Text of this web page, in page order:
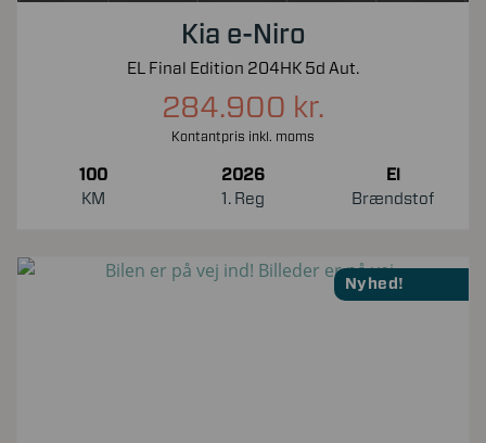
Kia e-Niro
EL Final Edition 204HK 5d Aut.
284.900 kr.
Kontantpris inkl. moms
100
KM
2026
1. Reg
El
Brændstof
Nyhed!